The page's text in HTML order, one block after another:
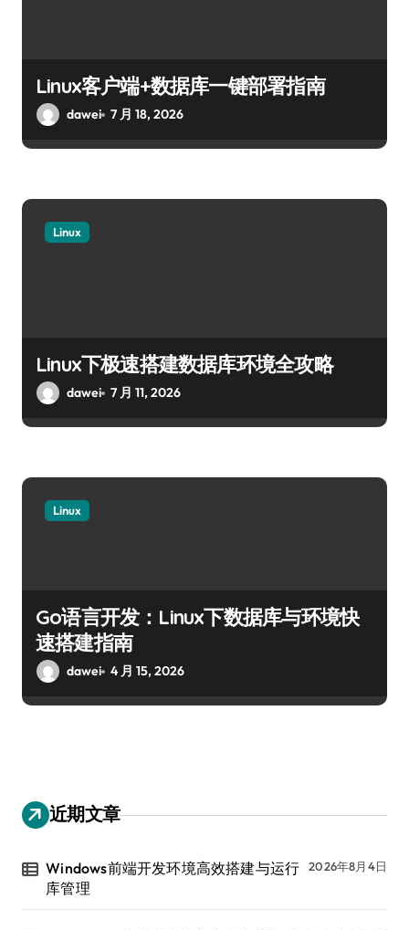
Linux客户端+数据库一键部署指南
dawei 7 月 18, 2026
Linux
Linux下极速搭建数据库环境全攻略
dawei 7 月 11, 2026
Linux
Go语言开发：Linux下数据库与环境快
速搭建指南
dawei 4 月 15, 2026
近期文章
Windows前端开发环境高效搭建与运行
库管理
2026年8月4日